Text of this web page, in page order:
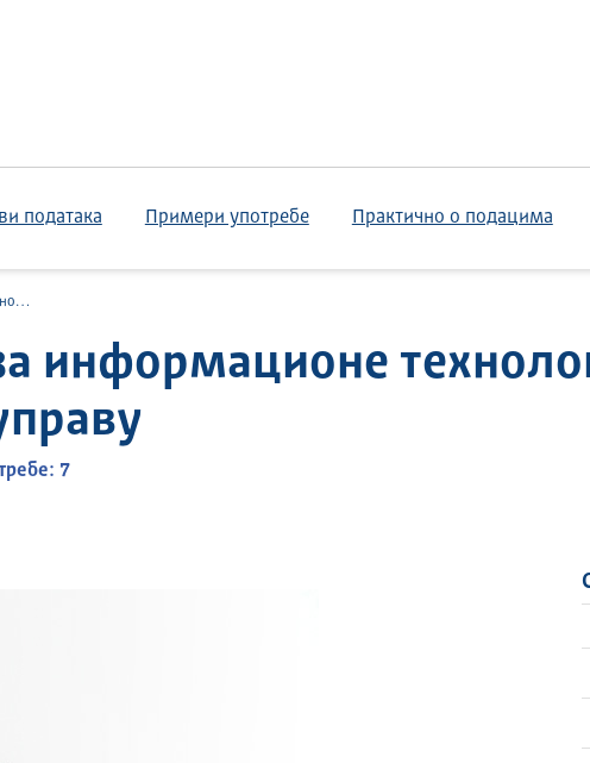
података Примери употребе Практично о подацима
информационе
7